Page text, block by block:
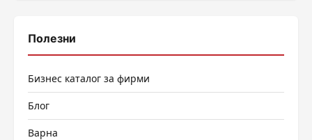
Полезни
Бизнес каталог за фирми
Блог
Варна